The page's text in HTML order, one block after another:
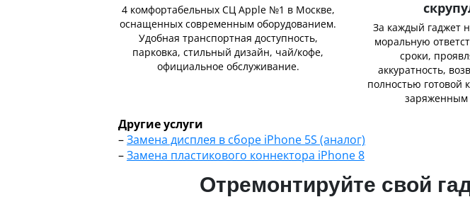
4 комфортабельных СЦ Apple №1 в Москве,
оснащенных современным оборудованием.
Удобная транспортная доступность,
парковка, стильный дизайн, чай/кофе,
официальное обслуживание.
За каждый гаджет
моральную
сроки,
аккуратность,
полностью готовой
заряженным
Другие услуги
–Замена дисплея в сборе iPhone 5S (аналог)
–Замена пластикового коннектора iPhone 8
Отремонтируйте свой